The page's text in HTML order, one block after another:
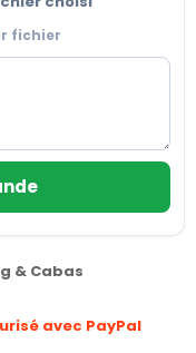
fichier
& Cabas
avec PayPal